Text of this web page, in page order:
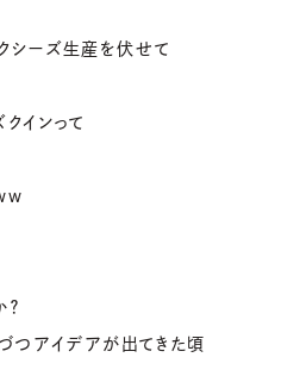
シーズ生産を伏せて
インって
つアイデアが出てきた頃